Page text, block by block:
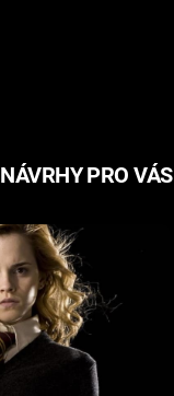
NÁVRHY PRO VÁS